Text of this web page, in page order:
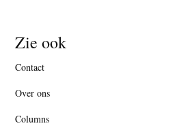
Zie ook
Contact
Over ons
Columns